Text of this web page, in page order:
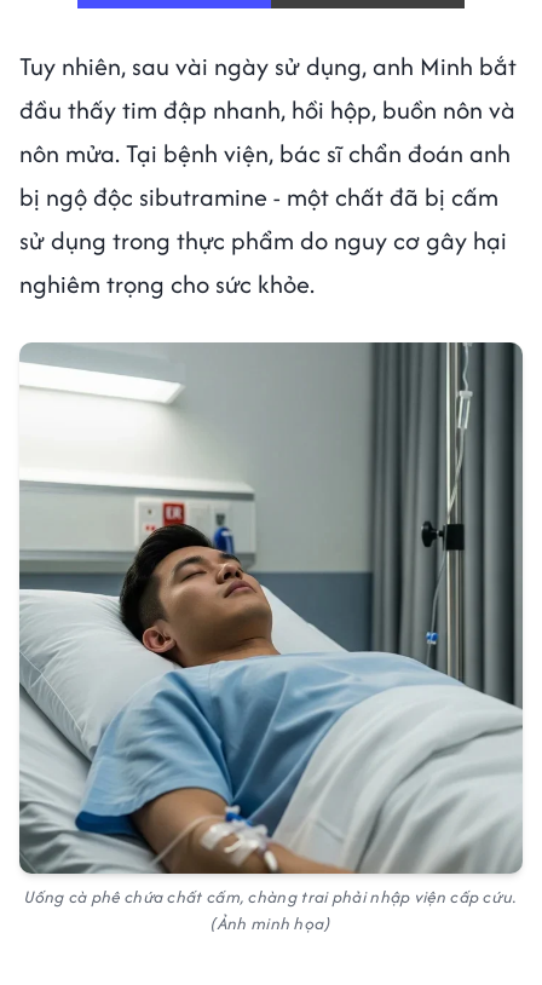
Tuy nhiên, sau vài ngày sử dụng, anh Minh bắt
đầu thấy tim đập nhanh, hồi hộp, buồn nôn và
nôn mửa. Tại bệnh viện, bác sĩ chẩn đoán anh
bị ngộ độc sibutramine - một chất đã bị cấm
sử dụng trong thực phẩm do nguy cơ gây hại
nghiêm trọng cho sức khỏe.
Uống cà phê chứa chất cấm, chàng trai phải nhập viện cấp cứu.
(Ảnh minh họa)